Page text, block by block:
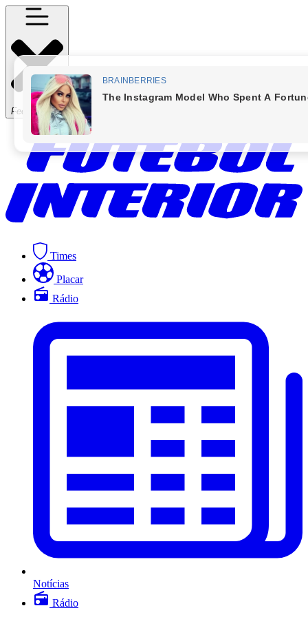
Fechar Menu
Times
Placar
Rádio
Notícias
Rádio